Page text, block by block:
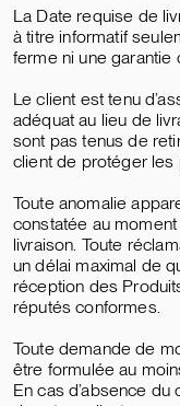
La Date requise de
à titre informatif
ferme ni une garantie
Le client est tenu
adéquat au lieu de
sont pas tenus de
client de protéger les
Toute anomalie
constatée au
livraison. Toute
un délai maximal de
réception des
réputés conformes.
Toute demande de
être formulée au
En cas d’absence